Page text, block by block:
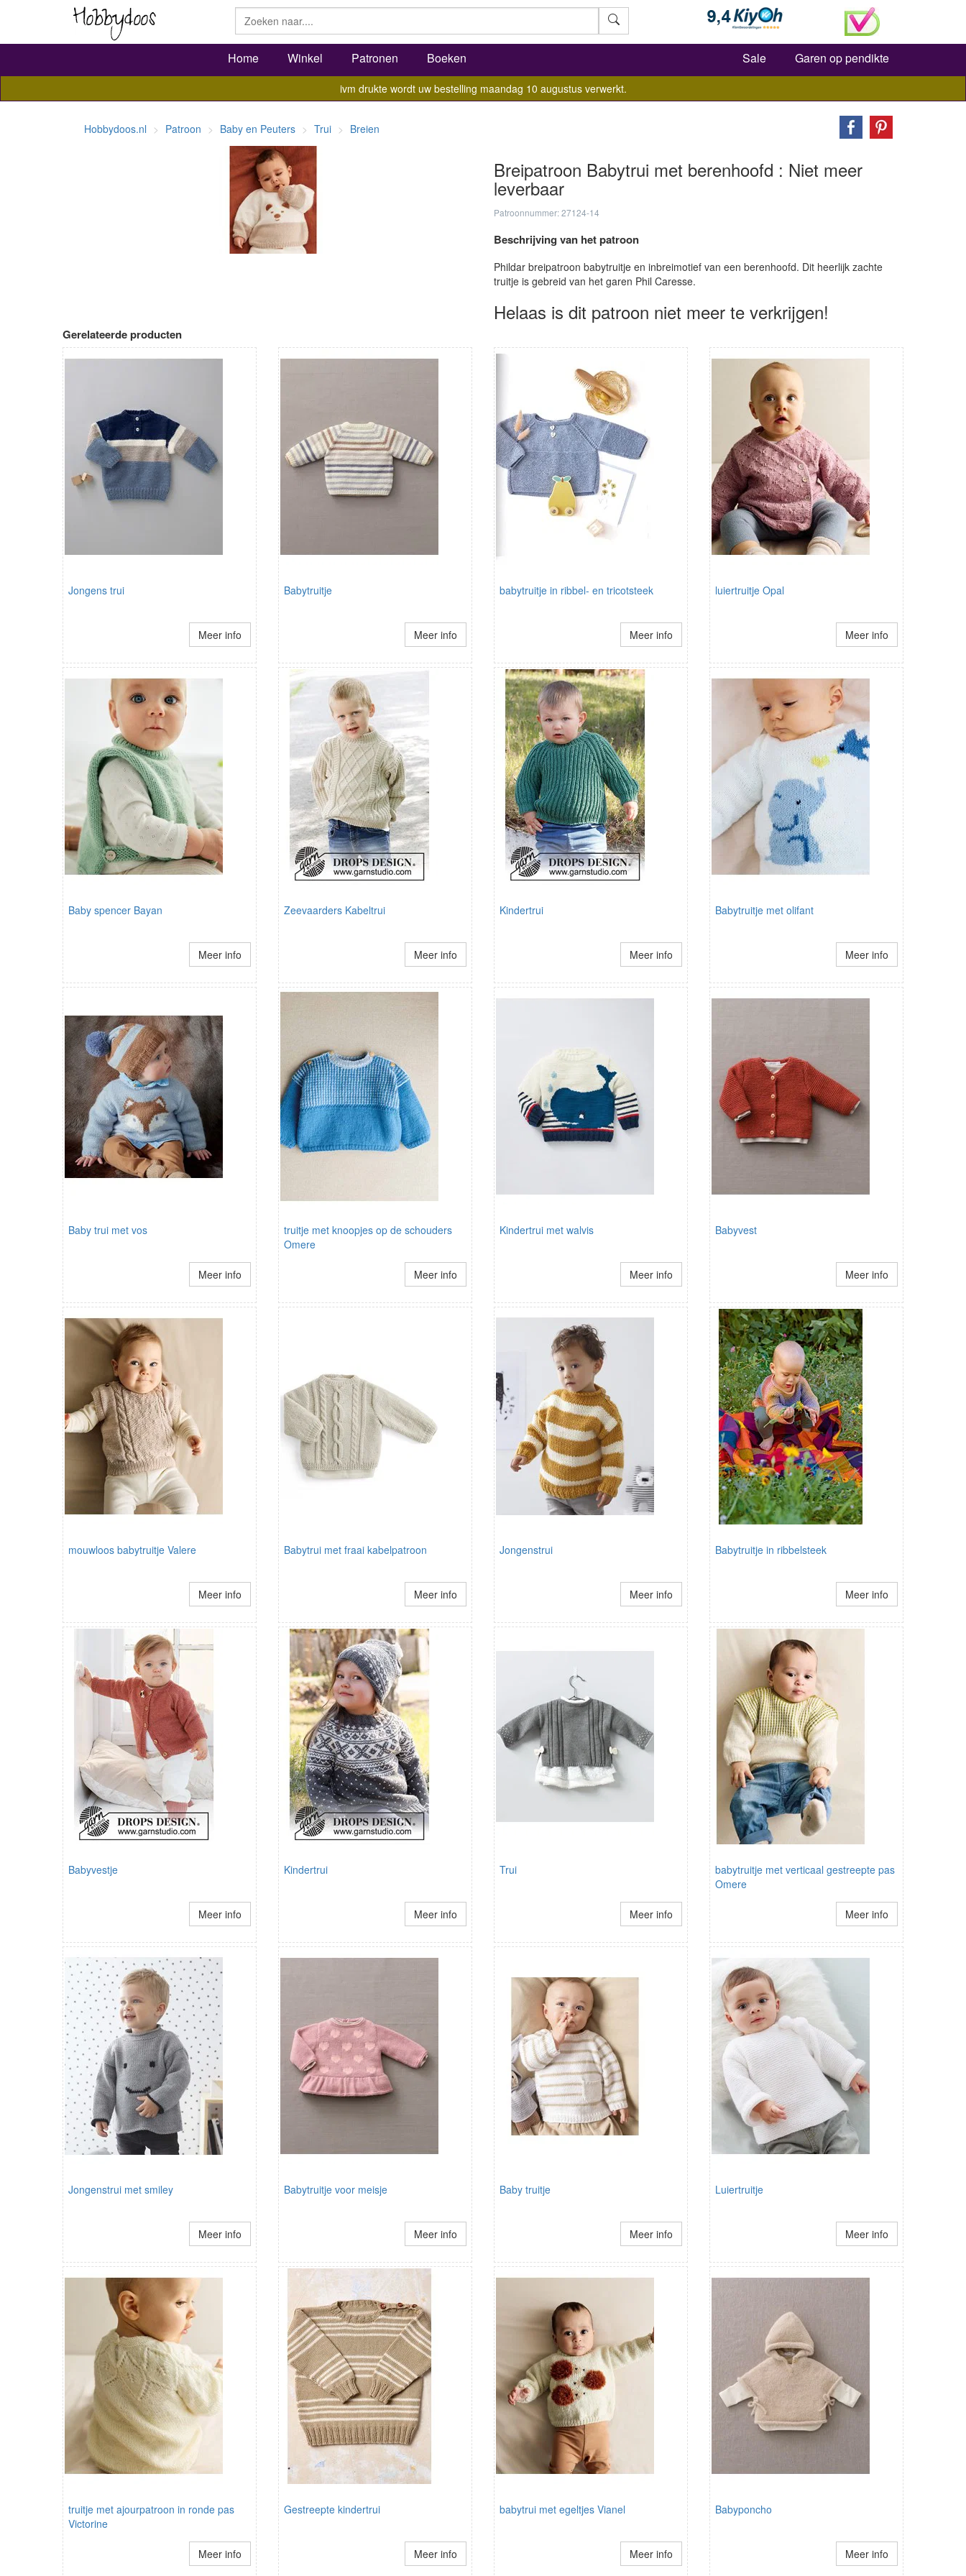
Zoeken
Home Winkel Patronen Boeken Sale Garen op pendikte
ivm drukte wordt uw bestelling maandag 10 augustus verwerkt.
Hobbydoos.nl Patroon Baby en Peuters Trui Breien
Breipatroon Babytrui met berenhoofd : Niet meer
leverbaar
Patroonnummer: 27124-14
Beschrijving van het patroon
Phildar breipatroon babytruitje en inbreimotief van een berenhoofd. Dit heerlijk zachte
truitje is gebreid van het garen Phil Caresse.
Helaas is dit patroon niet meer te verkrijgen!
Gerelateerde producten
Jongens trui
Meer info
Babytruitje
Meer info
babytruitje in ribbel- en tricotsteek
Meer info
luiertruitje Opal
Meer info
Baby spencer Bayan
Meer info
Zeevaarders Kabeltrui
Meer info
Kindertrui
Meer info
Babytruitje met olifant
Meer info
Baby trui met vos
Meer info
truitje met knoopjes op de schouders
Omere
Meer info
Kindertrui met walvis
Meer info
Babyvest
Meer info
mouwloos babytruitje Valere
Meer info
Babytrui met fraai kabelpatroon
Meer info
Jongenstrui
Meer info
Babytruitje in ribbelsteek
Meer info
Babyvestje
Meer info
Kindertrui
Meer info
Trui
Meer info
babytruitje met verticaal gestreepte pas
Omere
Meer info
Jongenstrui met smiley
Meer info
Babytruitje voor meisje
Meer info
Baby truitje
Meer info
Luiertruitje
Meer info
truitje met ajourpatroon in ronde pas
Victorine
Meer info
Gestreepte kindertrui
Meer info
babytrui met egeltjes Vianel
Meer info
Babyponcho
Meer info